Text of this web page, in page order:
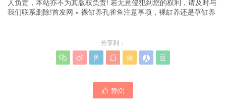
人负责，本站亦不为其版权负责! 若无意侵犯到您的权利，请及时与
我们联系删除!首发网 » 裸缸养孔雀鱼注意事项，裸缸养还是草缸养
分享到：
      
 赞(0)